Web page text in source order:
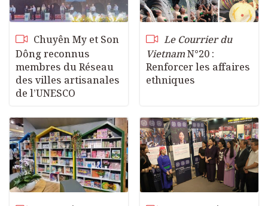
Chuyên My et Son
Dông reconnus
membres du Réseau
des villes artisanales
de l’UNESCO
Le Courrier du
VietnamN°20 :
Renforcer les affaires
ethniques